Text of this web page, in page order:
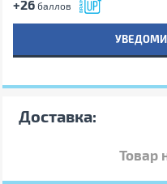
+26баллов
Доставка:
Товар